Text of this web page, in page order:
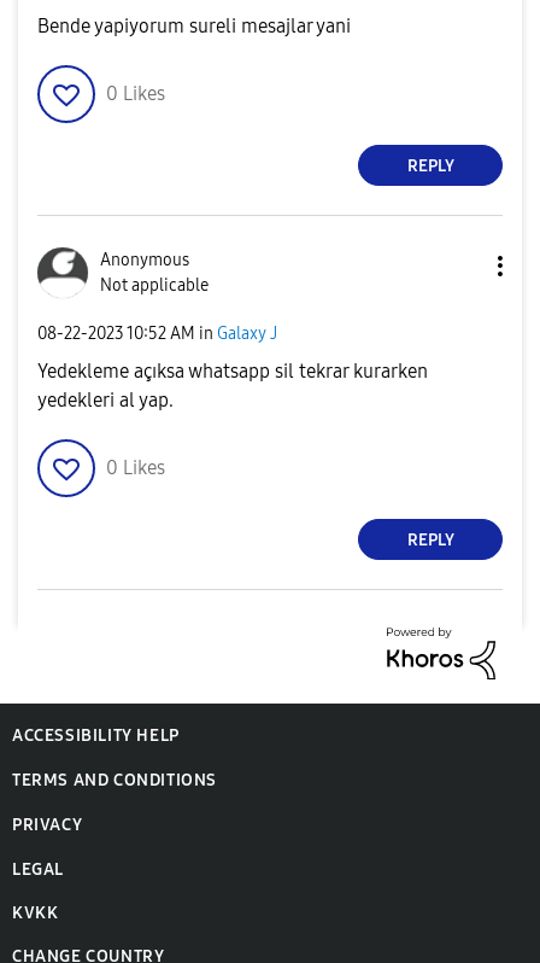
Bende yapiyorum sureli mesajlar yani
0 Likes
REPLY
Anonymous
Not applicable
‎08-22-202310:52 AM in Galaxy J
Yedekleme açıksa whatsapp sil tekrar kurarken
yedekleri al yap.
0 Likes
REPLY
ACCESSIBILITY HELP
TERMS AND CONDITIONS
PRIVACY
LEGAL
KVKK
CHANGE COUNTRY